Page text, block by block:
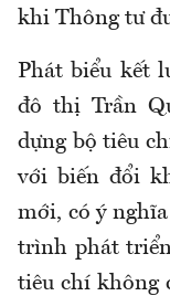
khi Thông tư
Phát biểu kết
đô thị Trần
dựng bộ tiêu
với biến đổi
mới, có ý
trình phát
tiêu chí không